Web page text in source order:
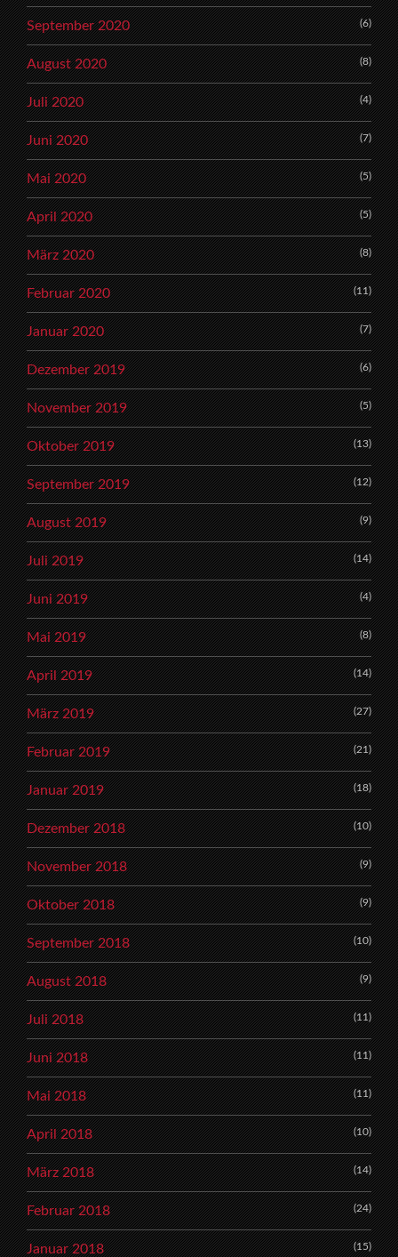
September 2020 (6)
August 2020 (8)
Juli 2020 (4)
Juni 2020 (7)
Mai 2020 (5)
April 2020 (5)
März 2020 (8)
Februar 2020 (11)
Januar 2020 (7)
Dezember 2019 (6)
November 2019 (5)
Oktober 2019 (13)
September 2019 (12)
August 2019 (9)
Juli 2019 (14)
Juni 2019 (4)
Mai 2019 (8)
April 2019 (14)
März 2019 (27)
Februar 2019 (21)
Januar 2019 (18)
Dezember 2018 (10)
November 2018 (9)
Oktober 2018 (9)
September 2018 (10)
August 2018 (9)
Juli 2018 (11)
Juni 2018 (11)
Mai 2018 (11)
April 2018 (10)
März 2018 (14)
Februar 2018 (24)
Januar 2018 (15)